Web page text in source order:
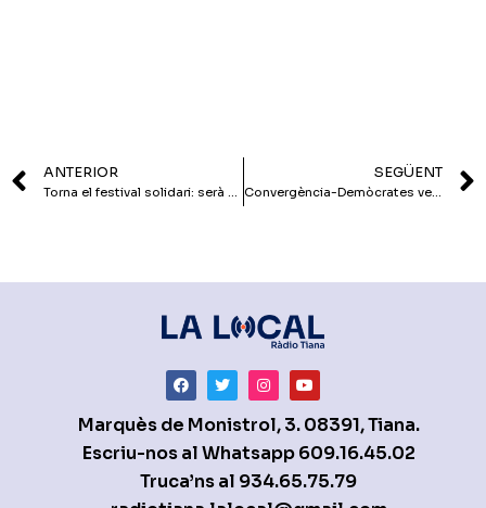
ANTERIOR
Torna el festival solidari: serà aquest dissabte, al Casal
SEGÜENT
Convergència-Demòcrates veu “molt poc clares” les propostes de pacificació del centre
Marquès de Monistrol, 3. 08391, Tiana.
Escriu-nos al Whatsapp609.16.45.02
Truca’ns al 934.65.75.79